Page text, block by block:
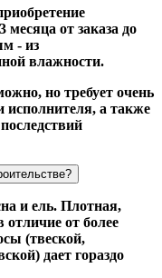
месяца от заказа до
- из
влажности.
но требует очень
исполнителя, а также
и ель. Плотная,
отличие от более
(твеской,
дает гораздо